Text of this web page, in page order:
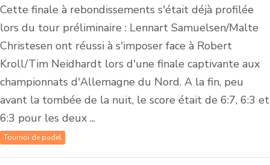
Cette finale à rebondissements s'était déjà profilée
lors du tour préliminaire : Lennart Samuelsen/Malte
Christesen ont réussi à s'imposer face à Robert
Kroll/Tim Neidhardt lors d'une finale captivante aux
championnats d'Allemagne du Nord. A la fin, peu
avant la tombée de la nuit, le score était de 6:7, 6:3 et
6:3 pour les deux ...
Tournoi de padel